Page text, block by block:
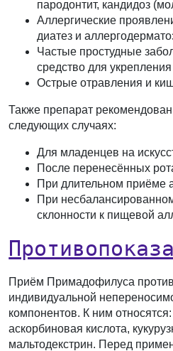
пародонтит, кандидоз
Аллергические
диатез и
Частые простудные
средство для
Острые отравления и
Также препарат
следующих случаях:
Для младенцев на
После перенесённых
При длительном приёме
При
склонности к пищевой
Приём Примадофилуса
индивидуальной
компонентов. К ним
аскорбиновая кислота,
мальтодекстрин. Перед